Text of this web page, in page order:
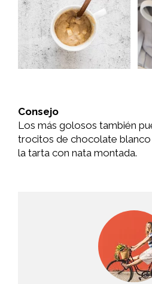
Consejo
Los más golosos también
trocitos de chocolate
la tarta con nata montada.